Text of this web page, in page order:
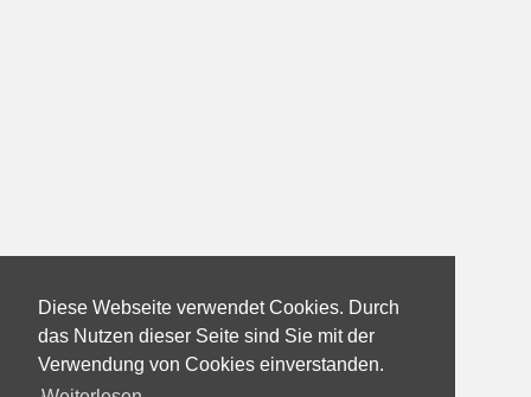
Diese Webseite verwendet Cookies. Durch
das Nutzen dieser Seite sind Sie mit der
Verwendung von Cookies einverstanden.